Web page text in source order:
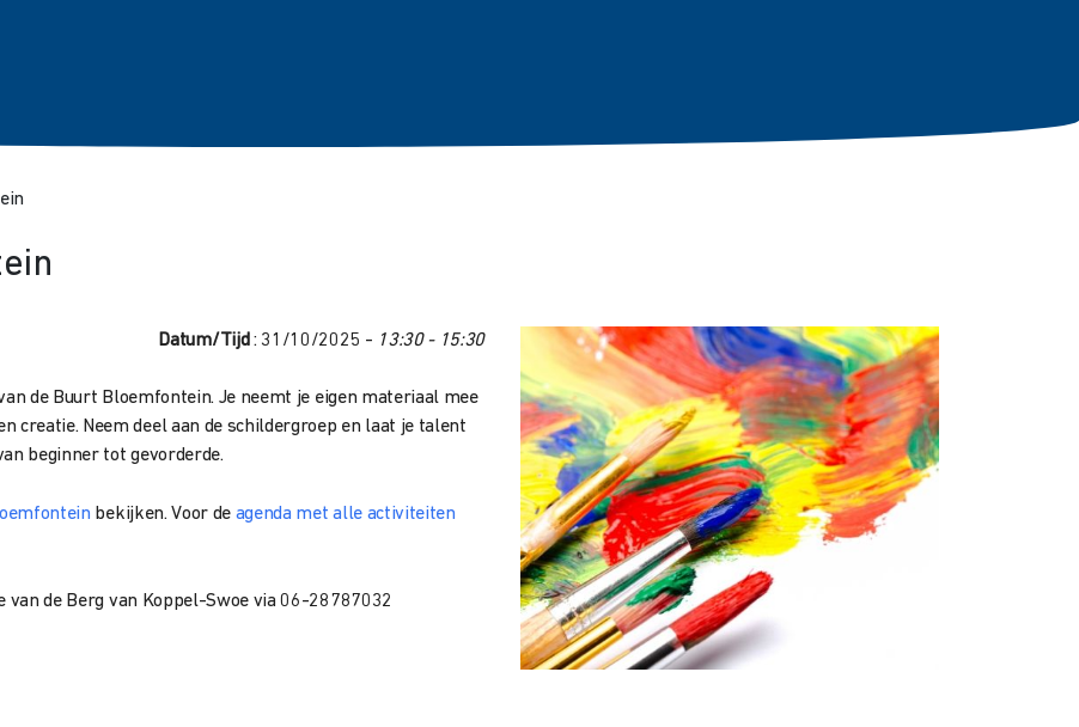
Datum/Tijd : 31/10/2025 - 13:30 - 15:30
de Buurt Bloemfontein. Je neemt je eigen materiaal mee
creatie. Neem deel aan de schildergroep en laat je talent
beginner tot gevorderde.
bekijken. Voor de agenda met alle activiteiten
de Berg van Koppel-Swoe via 06-28787032